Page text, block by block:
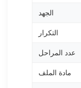
الجهد
التكرار
عدد المراحل
مادة الملف